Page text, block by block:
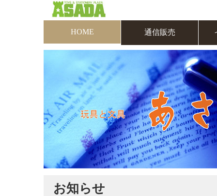
HOME 通信販売
お知らせ